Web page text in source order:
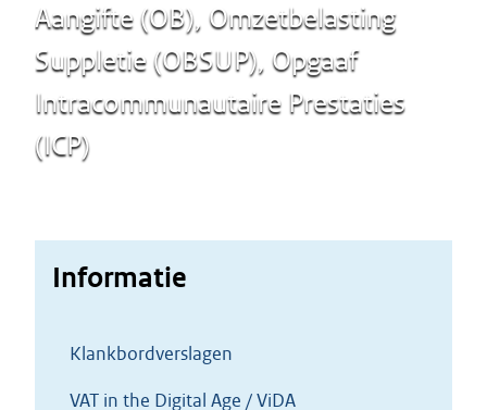
Aangifte (OB), Omzetbelasting
Suppletie (OBSUP), Opgaaf
Intracommunautaire Prestaties
(ICP)
Informatie
Klankbordverslagen
VAT in the Digital Age / ViDA